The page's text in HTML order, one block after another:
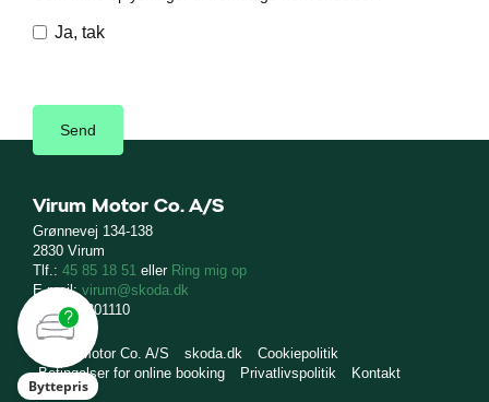
Ja, tak
Virum Motor Co. A/S
Grønnevej 134-138
2830 Virum
Tlf.: 45 85 18 51 eller Ring mig op
E-mail:virum@skoda.dk
CVR: 67301110
Virum Motor Co. A/S skoda.dk
Cookiepolitik
Betingelser for online booking
Privatlivspolitik Kontakt
Byttepris